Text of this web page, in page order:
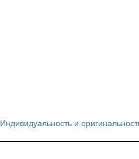
Индивидуальность и